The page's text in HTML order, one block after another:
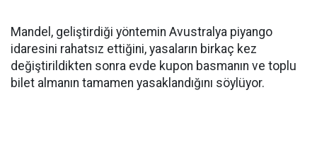
Mandel, geliştirdiği yöntemin Avustralya piyango
idaresini rahatsız ettiğini, yasaların birkaç kez
değiştirildikten sonra evde kupon basmanın ve toplu
bilet almanın tamamen yasaklandığını söylüyor.